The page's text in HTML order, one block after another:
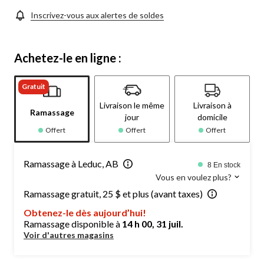
Inscrivez-vous aux alertes de soldes
Achetez-le en ligne :
Gratuit
Ramassage
Offert
Livraison le même
jour
Offert
Livraison à
domicile
Offert
Ramassage à Leduc, AB 8 En stock
Vous en voulez plus?
Ramassage gratuit, 25 $ et plus (avant taxes)
Obtenez-le dès aujourd’hui!
Ramassage disponible à 14 h 00, 31 juil.
Voir d'autres magasins